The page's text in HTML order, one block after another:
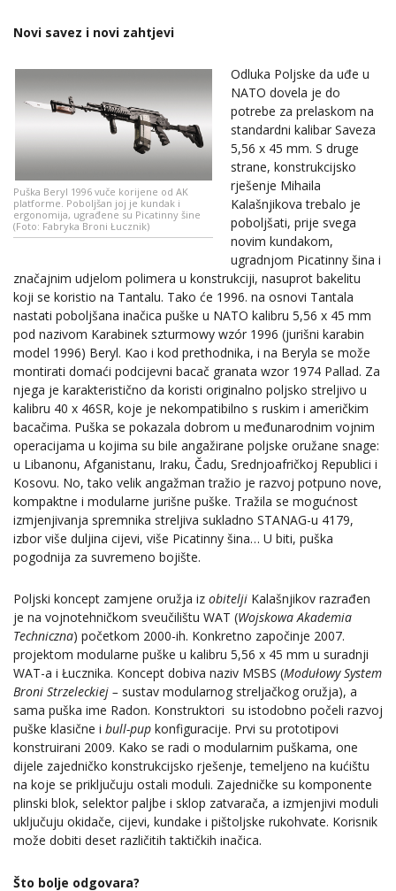
Novi savez i novi zahtjevi
Puška Beryl 1996 vuče korijene od AK
platforme. Poboljšan joj je kundak i
ergonomija, ugrađene su Picatinny šine
(Foto: Fabryka Broni Łucznik)
Odluka Poljske da uđe u
NATO dovela je do
potrebe za prelaskom na
standardni kalibar Saveza
5,56 x 45 mm. S druge
strane, konstrukcijsko
rješenje Mihaila
Kalašnjikova trebalo je
poboljšati, prije svega
novim kundakom,
ugradnjom Picatinny šina i
značajnim udjelom polimera u konstrukciji, nasuprot bakelitu
koji se koristio na Tantalu. Tako će 1996. na osnovi Tantala
nastati poboljšana inačica puške u NATO kalibru 5,56 x 45 mm
pod nazivom Karabinek szturmowy wzór 1996 (jurišni karabin
model 1996) Beryl. Kao i kod prethodnika, i na Beryla se može
montirati domaći podcijevni bacač granata wzor 1974 Pallad. Za
njega je karakteristično da koristi originalno poljsko streljivo u
kalibru 40 x 46SR, koje je nekompatibilno s ruskim i američkim
bacačima. Puška se pokazala dobrom u međunarodnim vojnim
operacijama u kojima su bile angažirane poljske oružane snage:
u Libanonu, Afganistanu, Iraku, Čadu, Srednjoafričkoj Republici i
Kosovu. No, tako velik angažman tražio je razvoj potpuno nove,
kompaktne i modularne jurišne puške. Tražila se mogućnost
izmjenjivanja spremnika streljiva sukladno STANAG-u 4179,
izbor više duljina cijevi, više Picatinny šina… U biti, puška
pogodnija za suvremeno bojište.
Poljski koncept zamjene oružja iz obitelji Kalašnjikov razrađen
je na vojnotehničkom sveučilištu WAT (Wojskowa Akademia
Techniczna) početkom 2000-ih. Konkretno započinje 2007.
projektom modularne puške u kalibru 5,56 x 45 mm u suradnji
WAT-a i Łucznika. Koncept dobiva naziv MSBS (Modułowy System
Broni Strzeleckiej – sustav modularnog streljačkog oružja), a
sama puška ime Radon. Konstruktori su istodobno počeli razvoj
puške klasične i bull-pup konfiguracije. Prvi su prototipovi
konstruirani 2009. Kako se radi o modularnim puškama, one
dijele zajedničko konstrukcijsko rješenje, temeljeno na kućištu
na koje se priključuju ostali moduli. Zajedničke su komponente
plinski blok, selektor paljbe i sklop zatvarača, a izmjenjivi moduli
uključuju okidače, cijevi, kundake i pištoljske rukohvate. Korisnik
može dobiti deset različitih taktičkih inačica.
Što bolje odgovara?